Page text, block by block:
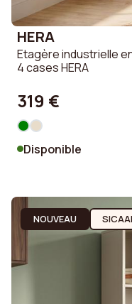
HERA
Etagère industrielle
4 cases HERA
319 €
Disponible
NOUVEAU